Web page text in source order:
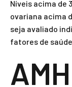
Níveis acima de
ovariana acima
seja avaliado
fatores de